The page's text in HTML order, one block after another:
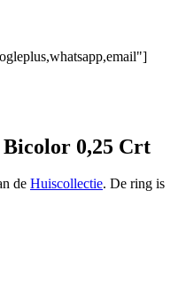
0,25 Crt
de Huiscollectie. De ring is